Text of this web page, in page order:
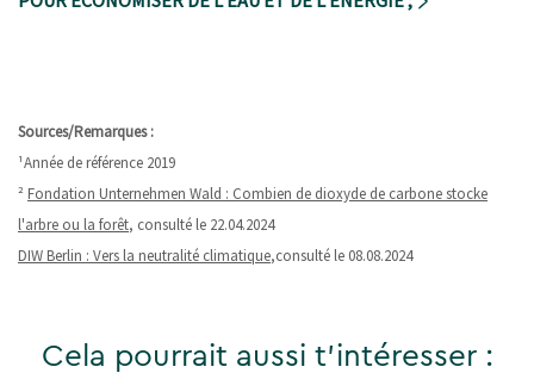
Sources/Remarques :
¹Année de référence 2019
² Fondation Unternehmen Wald : Combien de dioxyde de carbone stocke
l'arbre ou la forêt, consulté le 22.04.2024
DIW Berlin : Vers la neutralité climatique,consulté le 08.08.2024
Cela pourrait aussi t'intéresser :